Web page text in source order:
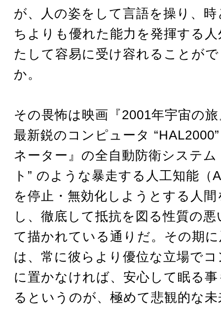
が、人の姿をして言語を操り、
ちよりも優れた能力を発揮する
たして容易に受け容れることが
か。
その畏怖は映画『2001年宇宙の
最新鋭のコンピュータ
ネーター』の全自動防衛システム
ト” のような暴走する人工知能（
を停止・無効化しようとする人
し、徹底して抵抗を図る性質の悪
て描かれている通りだ。その期
は、常に彼らより優位な立場で
に置かなければ、安心して眠る
るというのが、極めて悲観的な